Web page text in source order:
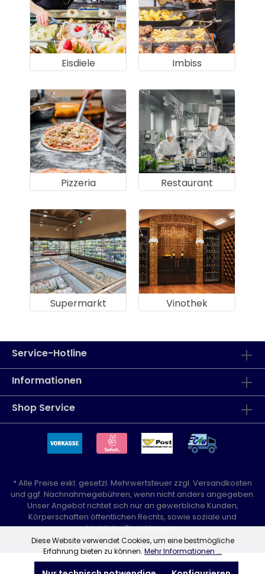
Eisdiele Imbiss
Pizzeria Restaurant
Supermarkt Vinothek
Service-Hotline
Informationen
Shop Service
* Alle Preise exkl. gesetzl. Mehrwertsteuer zzgl. Versandkosten
und ggf. Nachnahmegebühren, wenn nicht anders angegeben.
Unser Angebot richtet sich nur an gewerbliche Kunden,
Körperschaften öffentlichen Rechts, sowie soziale und
kirchliche Einrichtungen.
Diese Website verwendet Cookies, um eine bestmögliche
Erfahrung bieten zu können. Mehr Informationen ...